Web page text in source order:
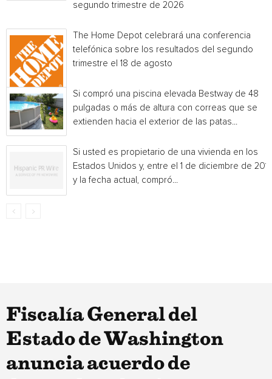
segundo trimestre de 2026
The Home Depot celebrará una conferencia
telefónica sobre los resultados del segundo
trimestre el 18 de agosto
Si compró una piscina elevada Bestway de 48
pulgadas o más de altura con correas que se
extienden hacia el exterior de las patas...
Si usted es propietario de una vivienda en los
Estados Unidos y, entre el 1 de diciembre de
y la fecha actual, compró...
Fiscalía General del
Estado de Washington
anuncia acuerdo de